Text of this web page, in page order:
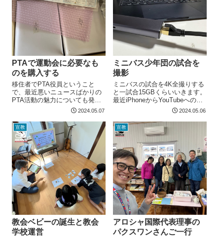
PTAで運動会に必要なも
のを購入する
移住者でPTA役員ということ
で、最近悪いニュースばかりの
PTA活動の魅力についても発信
していきたいと思います。 今回
PTAとして購入したこれは、落
下傘（パラシュート）の花火で
す。娘たちの小学校の運動会...
2024.05.07
ミニバス少年団の試合を
撮影
ミニバスの試合を4K全撮りする
と一試合15GBくらいいきます。
最近iPhoneからYouTubeへの直
接アップロードでエラーが多発
するので、Macに AirDropした後
に有線LAN経由でアップして...
2024.05.06
宣教
教会ベビーの誕生と教会
学校運営
宣教
アロシャ国際代表理事の
パクスワンさんご一行